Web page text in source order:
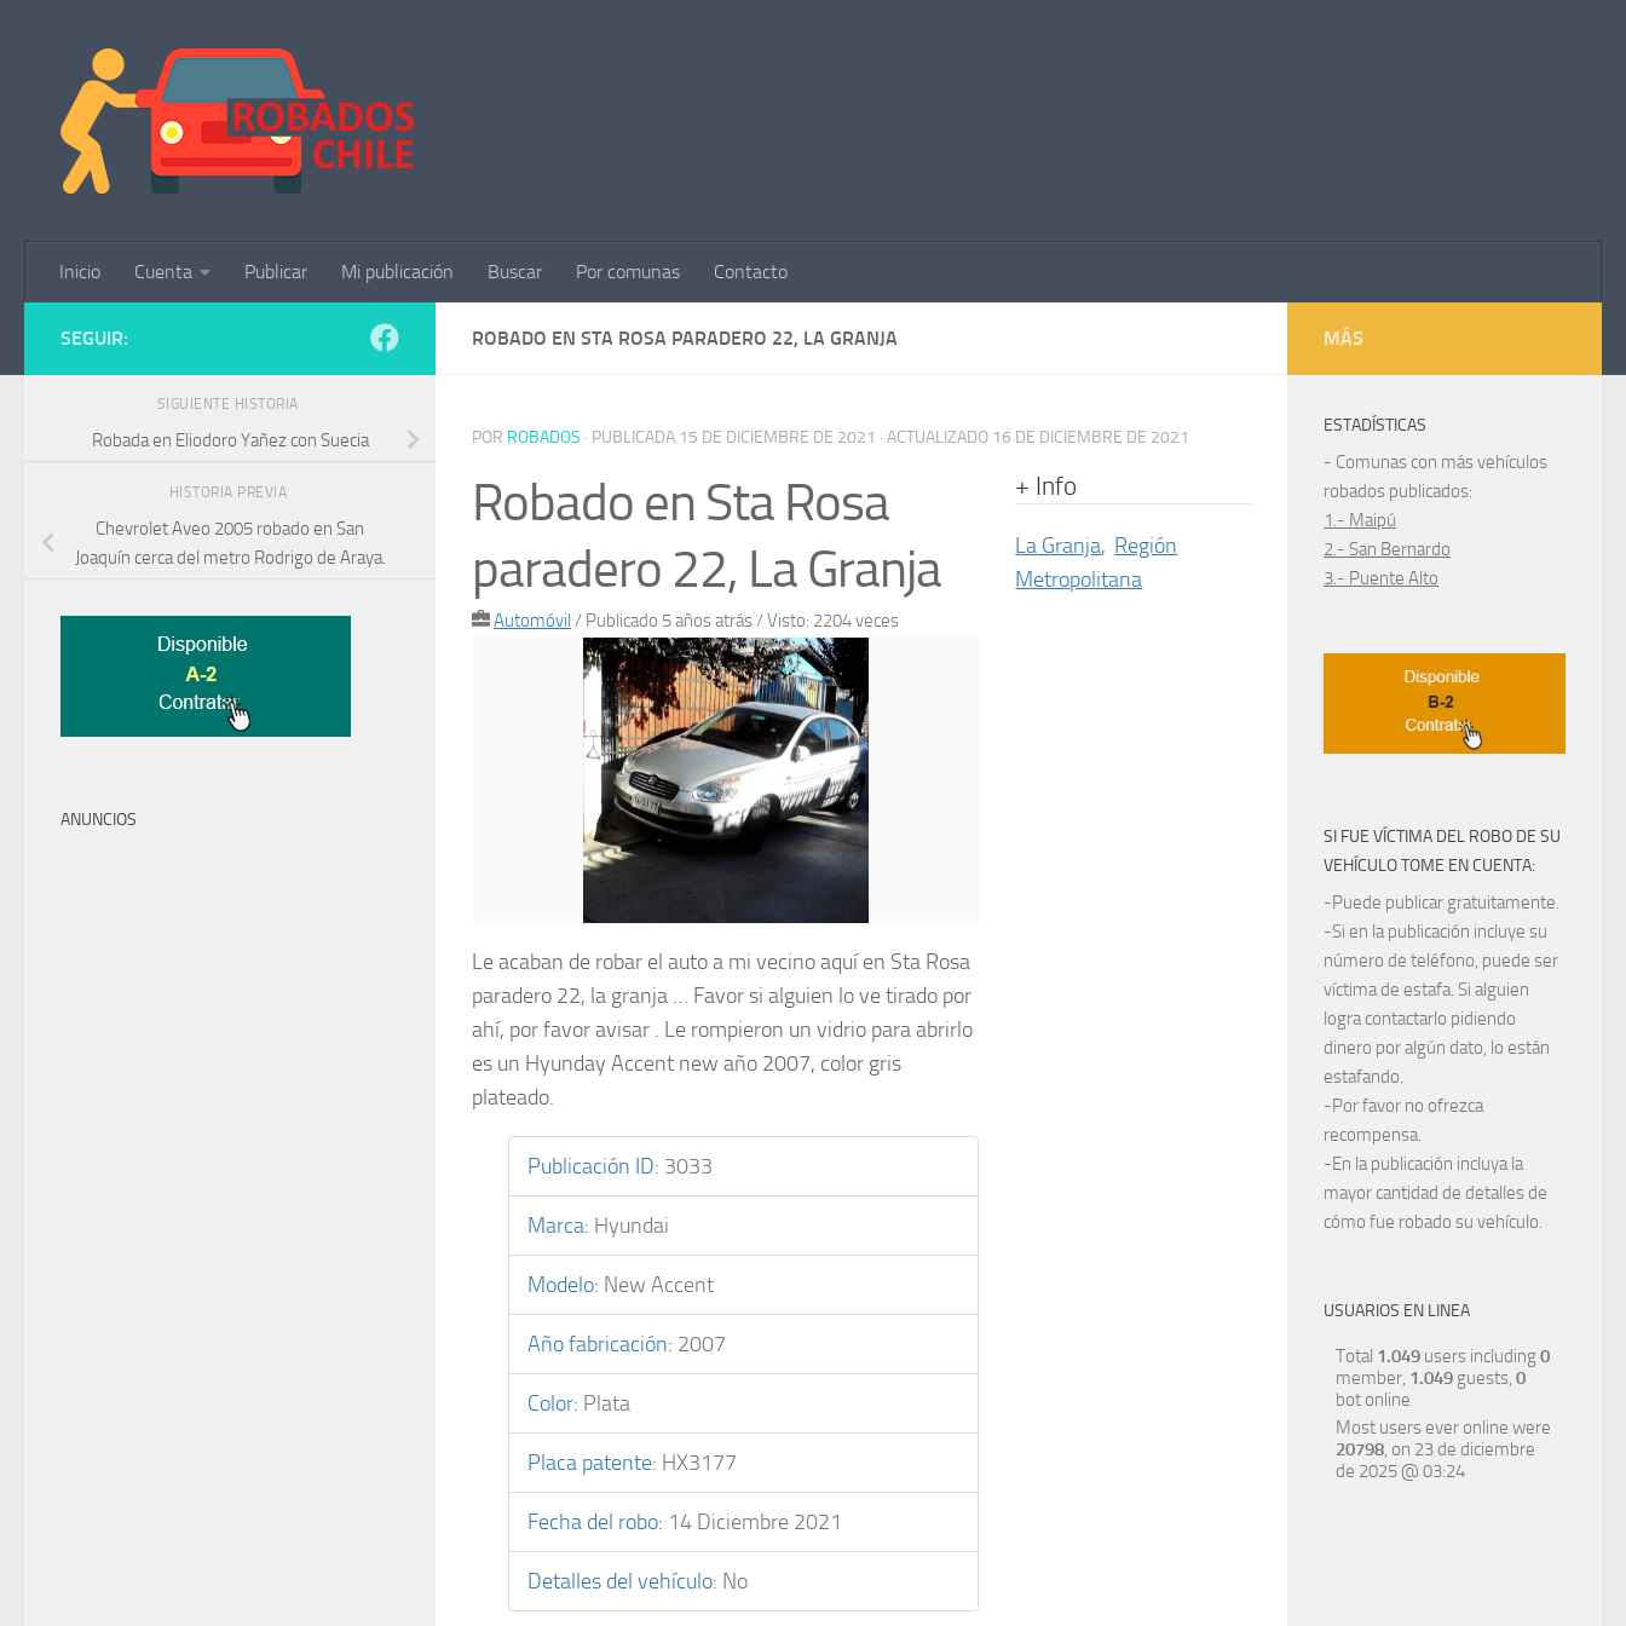
Inicio Cuenta Publicar Mi publicación Buscar Por comunas Contacto
ROBADO EN STA ROSA PARADERO 22, LA GRANJA
POR ROBADOS · PUBLICADA 15 DE DICIEMBRE DE 2021 · ACTUALIZADO 16 DE DICIEMBRE DE 2021
Robado en Sta Rosa
paradero 22, La Granja
Automóvil / Publicado 5 años atrás/ Visto: 2204 veces
Le acaban de robar el auto a mi vecino aquí en Sta Rosa
paradero 22, la granja … Favor si alguien lo ve tirado por
ahí, por favor avisar . Le rompieron un vidrio para abrirlo
es un Hyunday Accent new año 2007, color gris
plateado.
Publicación ID: 3033
Marca: Hyundai
Modelo: New Accent
Año fabricación: 2007
Color: Plata
Placa patente: HX3177
Fecha del robo: 14 Diciembre 2021
Detalles del vehículo: No
+ Info
La Granja, Región
Metropolitana
SEGUIR:
SIGUIENTE HISTORIA
Robada en Eliodoro Yañez con Suecia
HISTORIA PREVIA
Chevrolet Aveo 2005 robado en San
Joaquín cerca del metro Rodrigo de Araya.
ANUNCIOS
MÁS
ESTADÍSTICAS
- Comunas con más vehículos
robados publicados:
1.- Maipú
2.- San Bernardo
3.- Puente Alto
SI FUE VÍCTIMA DEL ROBO DE SU
VEHÍCULO TOME EN CUENTA:
-Puede publicar gratuitamente.
-Si en la publicación incluye su
número de teléfono, puede ser
víctima de estafa. Si alguien
logra contactarlo pidiendo
dinero por algún dato, lo están
estafando.
-Por favor no ofrezca
recompensa.
-En la publicación incluya la
mayor cantidad de detalles de
cómo fue robado su vehículo.
USUARIOS EN LINEA
Total 1.049 users including0
member, 1.049 guests, 0
bot online
Most users ever online were
20798, on 23 de diciembre
de 2025 @ 03:24